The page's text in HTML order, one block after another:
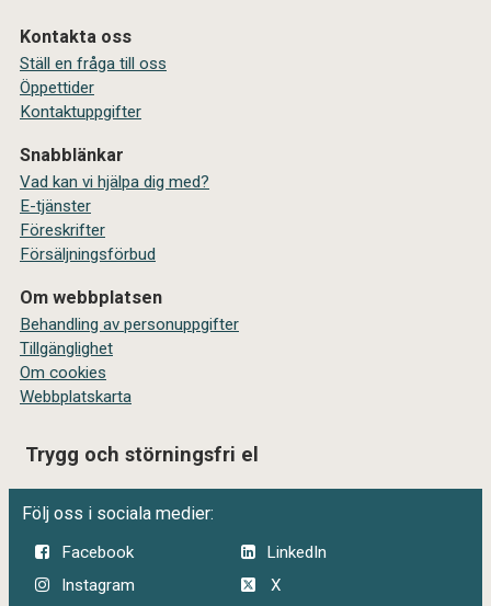
Kontakta oss
Ställ en fråga till oss
Öppettider
Kontaktuppgifter
Snabblänkar
Vad kan vi hjälpa dig med?
E-tjänster
Föreskrifter
Försäljningsförbud
Om webbplatsen
Behandling av personuppgifter
Tillgänglighet
Om cookies
Webbplatskarta
Trygg och störningsfri el
Följ oss i sociala medier:
Facebook
LinkedIn
Instagram
X